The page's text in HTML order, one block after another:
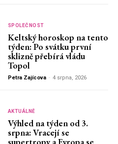
SPOLEČNOST
Keltský horoskop na tento
týden: Po svátku první
sklizně přebírá vládu
Topol
Petra Zajícova - 4 srpna, 2026
AKTUÁLNĚ
Výhled na týden od 3.
srpna: Vracejí se